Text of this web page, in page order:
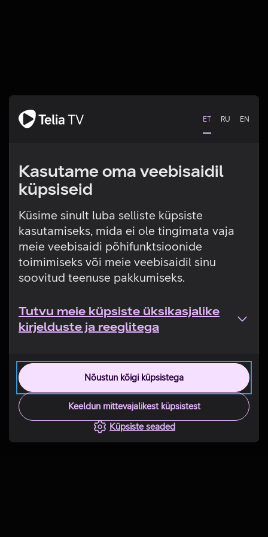
ET RU EN
Kasutame oma veebisaidil
küpsiseid
Küsime sinult luba selliste küpsiste
kasutamiseks, mida ei ole tingimata vaja
meie veebisaidi põhifunktsioonide
toimimiseks või meie veebisaidil sinu
soovitud teenuse pakkumiseks.
Tutvu meie küpsiste üksikasjalike
kirjelduste ja reeglitega
Nõustun kõigi küpsistega
Keeldun mittevajalikest küpsistest
Küpsiste seaded
Tehniline viga